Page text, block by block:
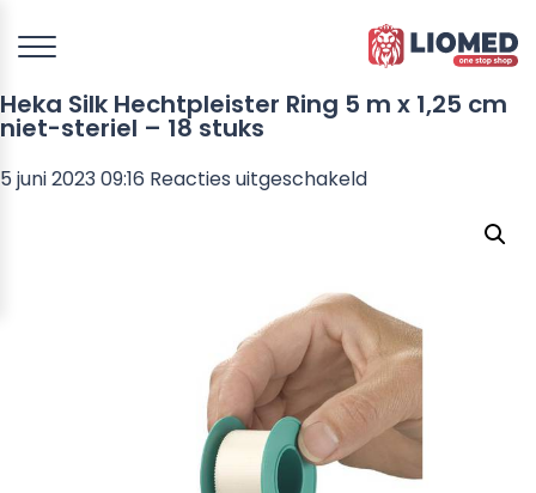
Heka Silk Hechtpleister Ring 5 m x 1,25 cm
niet-steriel – 18 stuks
5 juni 2023 09:16 Reacties uitgeschakeldvoor
Ring
5
m
x
1,25
cm
niet-